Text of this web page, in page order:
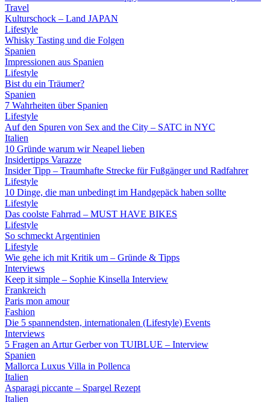
Travel
Kulturschock – Land JAPAN
Lifestyle
Whisky Tasting und die Folgen
Spanien
Impressionen aus Spanien
Lifestyle
Bist du ein Träumer?
Spanien
7 Wahrheiten über Spanien
Lifestyle
Auf den Spuren von Sex and the City – SATC in NYC
Italien
10 Gründe warum wir Neapel lieben
Insidertipps Varazze
Insider Tipp – Traumhafte Strecke für Fußgänger und Radfahrer
Lifestyle
10 Dinge, die man unbedingt im Handgepäck haben sollte
Lifestyle
Das coolste Fahrrad – MUST HAVE BIKES
Lifestyle
So schmeckt Argentinien
Lifestyle
Wie gehe ich mit Kritik um – Gründe & Tipps
Interviews
Keep it simple – Sophie Kinsella Interview
Frankreich
Paris mon amour
Fashion
Die 5 spannendsten, internationalen (Lifestyle) Events
Interviews
5 Fragen an Artur Gerber von TUIBLUE – Interview
Spanien
Mallorca Luxus Villa in Pollenca
Italien
Asparagi piccante – Spargel Rezept
Italien